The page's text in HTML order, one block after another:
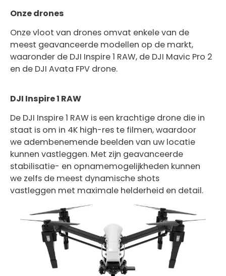
Onze drones
Onze vloot van drones omvat enkele van de
meest geavanceerde modellen op de markt,
waaronder de DJI Inspire 1 RAW, de DJI Mavic Pro 2
en de DJI Avata FPV drone.
DJI Inspire 1 RAW
De DJI Inspire 1 RAW is een krachtige drone die in
staat is om in 4K high-res te filmen, waardoor
we adembenemende beelden van uw locatie
kunnen vastleggen. Met zijn geavanceerde
stabilisatie- en opnamemogelijkheden kunnen
we zelfs de meest dynamische shots
vastleggen met maximale helderheid en detail.